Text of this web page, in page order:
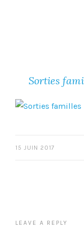
Sorties
15 JUIN 2017
LEAVE A REPLY